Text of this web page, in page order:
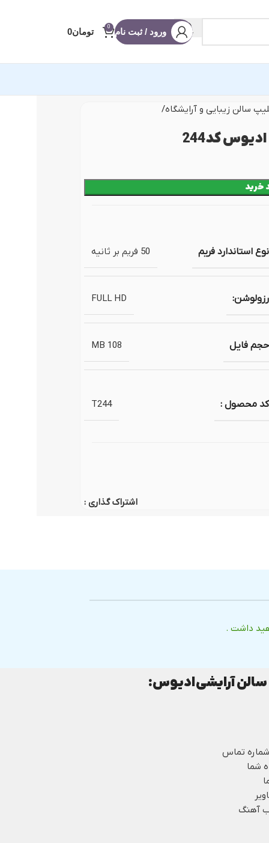
ورود / ثبت نام 0 تومان0
شو
سالن زیبایی و آرایشگاه
کد244
خرید
نوع استاندارد فریم 50 فریم بر ثانیه
رزولوشن: FULL HD
حجم فایل 108 MB
کد محصول : T244
اشتراک گذاری :
داشت .
آرایشیادیوس:
شماره تماس
آهنگ